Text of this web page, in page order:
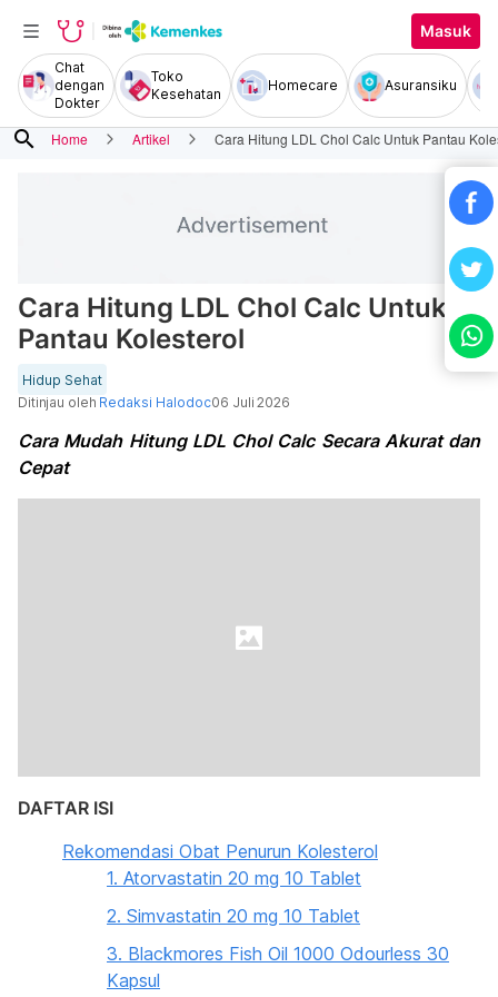
Masuk
Chat
dengan
Dokter
Toko
Kesehatan
Homecare Asuransiku
search Home Artikel Cara Hitung LDL Chol Calc Untuk Pantau
Cara Hitung LDL Chol Calc Untuk
Pantau Kolesterol
Hidup Sehat
Ditinjau oleh Redaksi Halodoc06 Juli 2026
Cara Mudah Hitung LDL Chol Calc Secara Akurat dan
Cepat
DAFTAR ISI
Rekomendasi Obat Penurun Kolesterol
1. Atorvastatin 20 mg 10 Tablet
2. Simvastatin 20 mg 10 Tablet
3. Blackmores Fish Oil 1000 Odourless 30
Kapsul